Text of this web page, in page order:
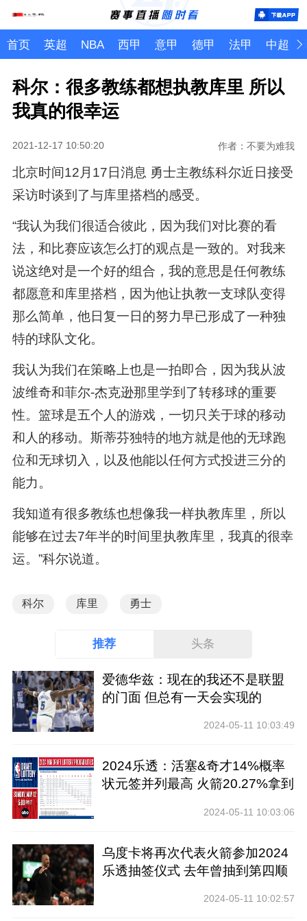
首页 英超 NBA 西甲 意甲 德甲 法甲 中超
科尔：很多教练都想执教库里 所以
我真的很幸运
2021-12-17 10:50:20 作者：不要为难我
北京时间12月17日消息 勇士主教练科尔近日接受
采访时谈到了与库里搭档的感受。
“我认为我们很适合彼此，因为我们对比赛的看
法，和比赛应该怎么打的观点是一致的。对我来
说这绝对是一个好的组合，我的意思是任何教练
都愿意和库里搭档，因为他让执教一支球队变得
那么简单，他日复一日的努力早已形成了一种独
特的球队文化。
我认为我们在策略上也是一拍即合，因为我从波
波维奇和菲尔-杰克逊那里学到了转移球的重要
性。篮球是五个人的游戏，一切只关于球的移动
和人的移动。斯蒂芬独特的地方就是他的无球跑
位和无球切入，以及他能以任何方式投进三分的
能力。
我知道有很多教练也想像我一样执教库里，所以
能够在过去7年半的时间里执教库里，我真的很幸
运。”科尔说道。
科尔 库里 勇士
推荐 头条
爱德华兹：现在的我还不是联盟
的门面 但总有一天会实现的
2024-05-11 10:03:49
2024乐透：活塞&奇才14%概率
状元签并列最高 火箭20.27%拿到
2024-05-11 10:03:06
乌度卡将再次代表火箭参加2024
乐透抽签仪式 去年曾抽到第四顺
2024-05-11 10:02:57